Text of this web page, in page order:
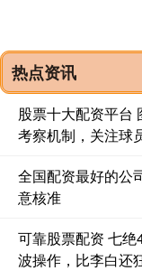
热点资讯
股票十大配资平台
考察机制，关注球
全国配资最好的公
意核准
可靠股票配资 七
波操作，比李白还